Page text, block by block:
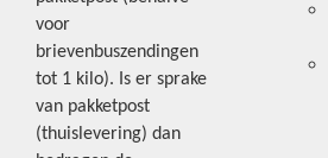
voor
brievenbuszendingen
tot 1 kilo). Is er sprake
van pakketpost
(thuislevering) dan